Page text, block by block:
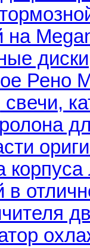
Рено